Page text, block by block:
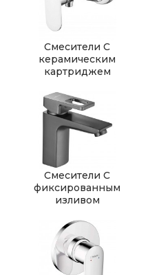
Смесители С
керамическим
картриджем
Смесители С
фиксированным
изливом